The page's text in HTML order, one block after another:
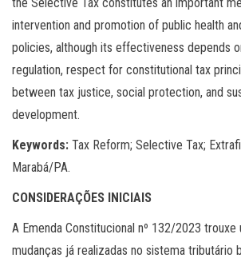
intervention and promotion of public health
policies, although its effectiveness depends
regulation, respect for constitutional tax
between tax justice, social protection, and
development.
Keywords: Tax Reform; Selective Tax;
Marabá/PA.
CONSIDERAÇÕES INICIAIS
A Emenda Constitucional nº 132/2023 trouxe
mudanças já realizadas no sistema tributário